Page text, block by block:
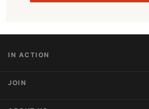
IN ACTION
Action Alerts
JOIN